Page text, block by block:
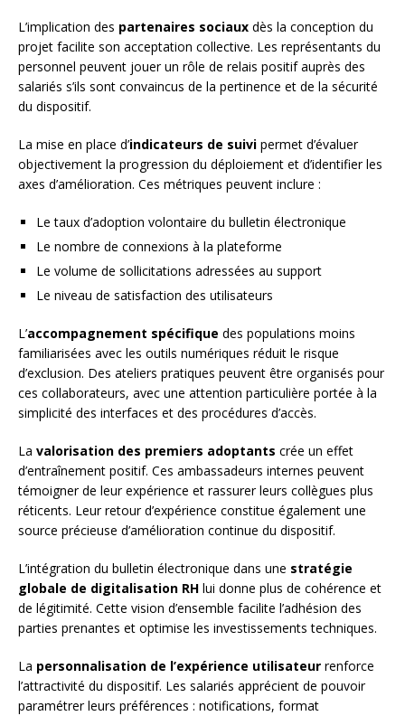
L’implication des partenaires sociaux dès la conception du
projet facilite son acceptation collective. Les représentants du
personnel peuvent jouer un rôle de relais positif auprès des
salariés s’ils sont convaincus de la pertinence et de la sécurité
du dispositif.
La mise en place d’indicateurs de suivi permet d’évaluer
objectivement la progression du déploiement et d’identifier les
axes d’amélioration. Ces métriques peuvent inclure :
Le taux d’adoption volontaire du bulletin électronique
Le nombre de connexions à la plateforme
Le volume de sollicitations adressées au support
Le niveau de satisfaction des utilisateurs
L’accompagnement spécifique des populations moins
familiarisées avec les outils numériques réduit le risque
d’exclusion. Des ateliers pratiques peuvent être organisés pour
ces collaborateurs, avec une attention particulière portée à la
simplicité des interfaces et des procédures d’accès.
La valorisation des premiers adoptants crée un effet
d’entraînement positif. Ces ambassadeurs internes peuvent
témoigner de leur expérience et rassurer leurs collègues plus
réticents. Leur retour d’expérience constitue également une
source précieuse d’amélioration continue du dispositif.
L’intégration du bulletin électronique dans une stratégie
globale de digitalisation RH lui donne plus de cohérence et
de légitimité. Cette vision d’ensemble facilite l’adhésion des
parties prenantes et optimise les investissements techniques.
La personnalisation de l’expérience utilisateur renforce
l’attractivité du dispositif. Les salariés apprécient de pouvoir
paramétrer leurs préférences : notifications, format